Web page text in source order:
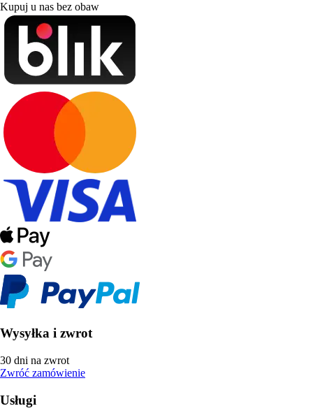
Kupuj u nas bez obaw
Wysyłka i zwrot
30 dni na zwrot
Zwróć zamówienie
Usługi